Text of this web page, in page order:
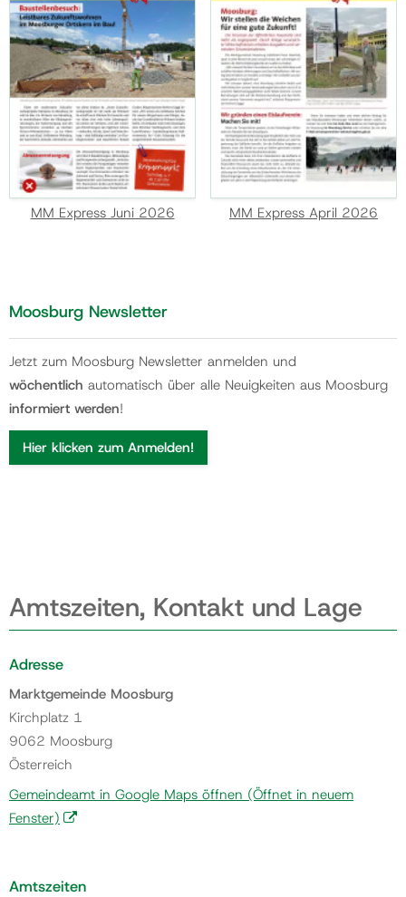
MM Express Juni 2026 MM Express April 2026
Moosburg Newsletter
Jetzt zum Moosburg Newsletter anmelden und
wöchentlich automatisch über alle Neuigkeiten aus Moosburg
informiert werden!
Hier klicken zum Anmelden!
Amtszeiten, Kontakt und Lage
Adresse
Marktgemeinde Moosburg
Kirchplatz 1
9062 Moosburg
Österreich
Gemeindeamt in Google Maps öffnen (Öffnet in neuem
Fenster)
Amtszeiten